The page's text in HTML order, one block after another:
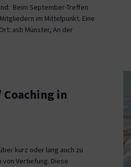
Beim September-Treffen
im Mittelpunkt. Eine
asb Münster, An der
in
kurz oder lang auch zu
Vertiefung. Diese